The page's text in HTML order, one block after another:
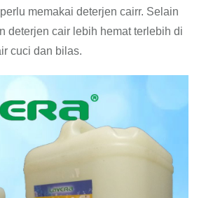
memakai deterjen cairr. Selain
deterjen cair lebih hemat terlebih di
cuci dan bilas.